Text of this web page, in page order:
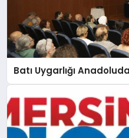
Batı Uygarlığı